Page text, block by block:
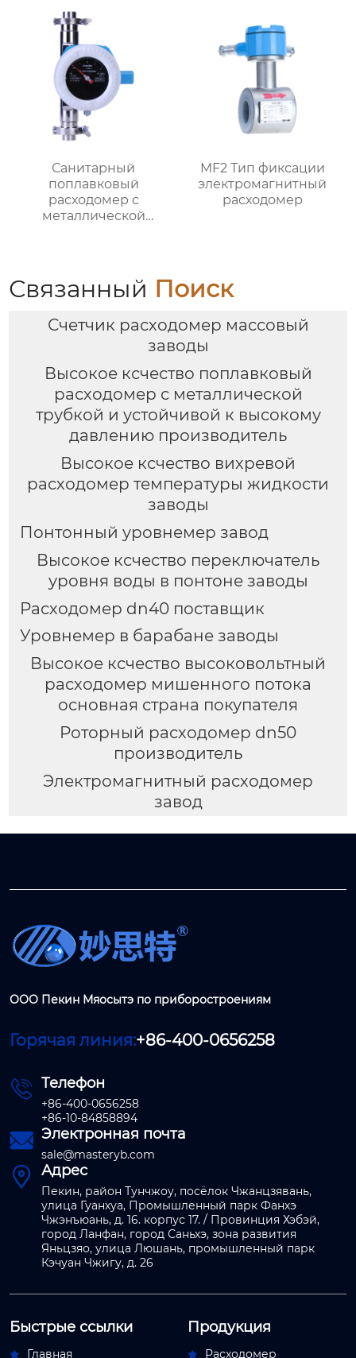
Санитарный
поплавковый
расходомер с
металлической
MF2 Тип фиксации
электромагнитный
расходомер
Связанный Поиск
Счетчик расходомер массовый
заводы
Высокое ксчество поплавковый
расходомер с металлической
трубкой и устойчивой к высокому
давлению производитель
Высокое ксчество вихревой
расходомер температуры жидкости
заводы
Понтонный уровнемер завод
Высокое ксчество переключатель
уровня воды в понтоне заводы
Расходомер dn40 поставщик
Уровнемер в барабане заводы
Высокое ксчество высоковольтный
расходомер мишенного потока
основная страна покупателя
Роторный расходомер dn50
производитель
Электромагнитный расходомер
завод
ООО Пекин Мяосытэ по приборостроениям
Горячая линия:+86-400-0656258
 Телефон
+86-400-0656258
+86-10-84858894
 Электронная почта
sale@masteryb.com
 Адрес
Пекин, район Тунчжоу, посёлок Чжанцзявань,
улица Гуанхуа, Промышленный парк Фанхэ
Чжэнъюань, д. 16. корпус 17. / Провинция Хэбэй,
город Ланфан, город Саньхэ, зона развития
Яньцзяо, улица Люшань, промышленный парк
Кэчуан Чжигу, д. 26
Быстрые ссылки
 Главная
Продукция
 Расходомер